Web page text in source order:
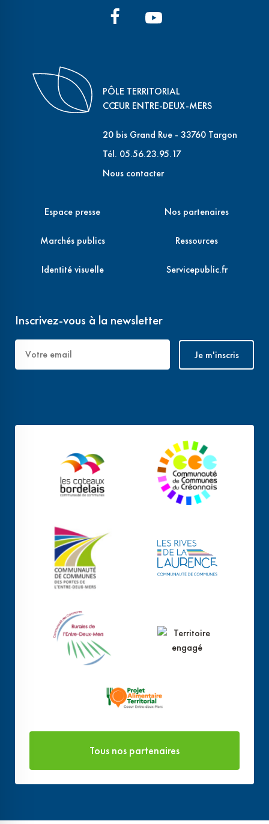
PÔLE TERRITORIAL
CŒUR ENTRE-DEUX-MERS
20 bis Grand Rue - 33760 Targon
Tél. 05.56.23.95.17
Nous contacter
Espace presse
Marchés publics
Identité visuelle
Nos partenaires
Ressources
Servicepublic.fr
Inscrivez-vous à la newsletter
Tous nos partenaires